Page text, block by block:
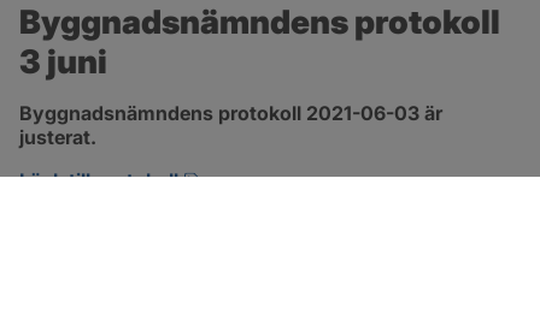
Byggnadsnämndens protokoll
3 juni
Byggnadsnämndens protokoll 2021-06-03 är
justerat.
Länk till protokoll
pdf, 1.7 MB, öppnas i nytt fönster.